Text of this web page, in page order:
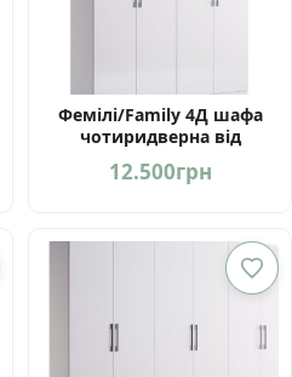
Фемілі/Family 4Д шафа
чотиридверна від
фабрики Миро Марк
Україна
12.500грн